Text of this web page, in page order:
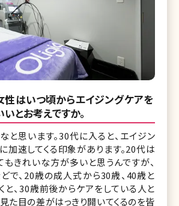
性はいつ頃からエイジングケアを
とお考えですか。
と思います。30代に入ると、エイジン
加速してくる印象があります。20代は
もきれいな方が多いと思うんですが、
で、20歳の成人式から30歳、40歳と
と、30歳前後からケアをしている人と
た目の差がはっきり開いてくるのを皆